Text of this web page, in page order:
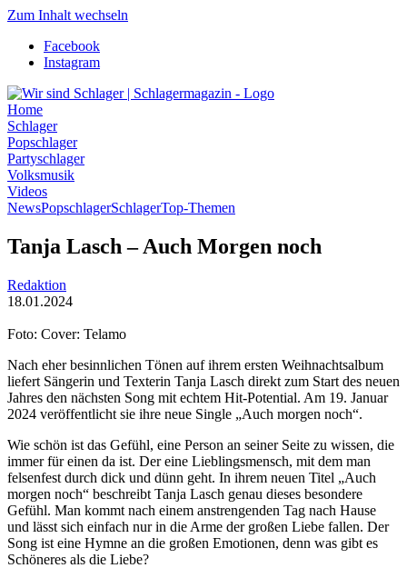
Zum Inhalt wechseln
Facebook
Instagram
Home
Schlager
Popschlager
Partyschlager
Volksmusik
Videos
NewsPopschlagerSchlagerTop-Themen
Tanja Lasch – Auch Morgen noch
Redaktion
18.01.2024
Foto: Cover: Telamo
Nach eher besinnlichen Tönen auf ihrem ersten Weihnachtsalbum
liefert Sängerin und Texterin Tanja Lasch direkt zum Start des neuen
Jahres den nächsten Song mit echtem Hit-Potential. Am 19. Januar
2024 veröffentlicht sie ihre neue Single „Auch morgen noch“.
Wie schön ist das Gefühl, eine Person an seiner Seite zu wissen, die
immer für einen da ist. Der eine Lieblingsmensch, mit dem man
felsenfest durch dick und dünn geht. In ihrem neuen Titel „Auch
morgen noch“ beschreibt Tanja Lasch genau dieses besondere
Gefühl. Man kommt nach einem anstrengenden Tag nach Hause
und lässt sich einfach nur in die Arme der großen Liebe fallen. Der
Song ist eine Hymne an die großen Emotionen, denn was gibt es
Schöneres als die Liebe?